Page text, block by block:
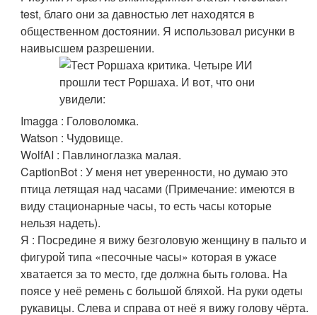
test, благо они за давностью лет находятся в
общественном достоянии. Я использовал рисунки в
наивысшем разрешении.
Imagga : Головоломка.
Watson : Чудовище.
WolfAI : Павлиноглазка малая.
CaptionBot : У меня нет уверенности, но думаю это
птица летящая над часами (Примечание: имеются в
виду стационарные часы, то есть часы которые
нельзя надеть).
Я : Посредине я вижу безголовую женщину в пальто и
фигурой типа «песочные часы» которая в ужасе
хватается за то место, где должна быть голова. На
поясе у неё ремень с большой бляхой. На руки одеты
рукавицы. Слева и справа от неё я вижу голову чёрта.